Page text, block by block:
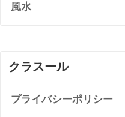
風水
クラスール
プライバシーポリシー